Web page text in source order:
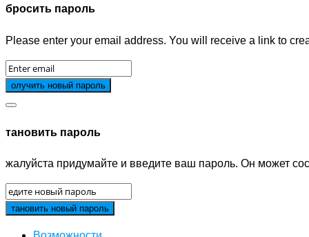
бросить пароль
Please enter your email address. You will receive a link to
тановить пароль
жалуйста придумайте и введите ваш пароль. Он может